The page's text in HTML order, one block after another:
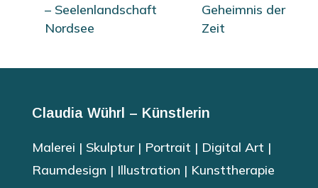
– Seelenlandschaft
Nordsee
Geheimnis der
Zeit
Claudia Wührl – Künstlerin
Malerei | Skulptur | Portrait | Digital Art |
Raumdesign | Illustration | Kunsttherapie